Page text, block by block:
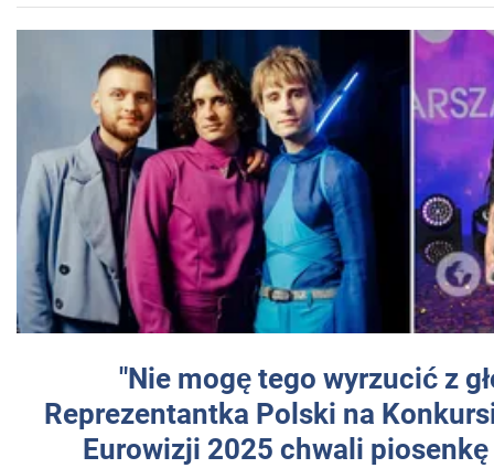
"Nie mogę tego wyrzucić z
Reprezentantka Polski na
Eurowizji 2025 chwali